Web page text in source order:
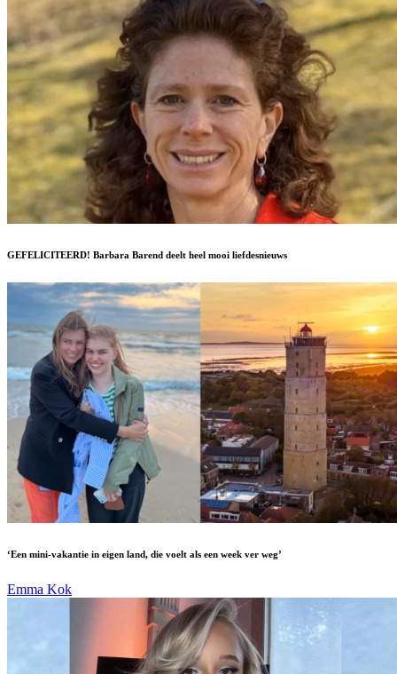
GEFELICITEERD! Barbara Barend deelt heel mooi liefdesnieuws
‘Een mini-vakantie in eigen land, die voelt als een week ver weg’
Emma Kok